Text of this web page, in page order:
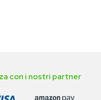
con i nostri partner